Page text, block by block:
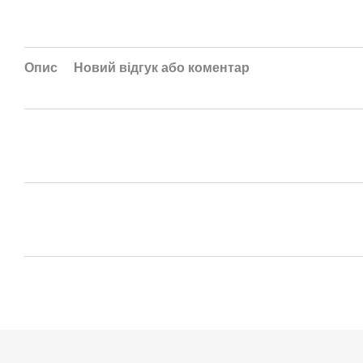
Опис Новий відгук або коментар